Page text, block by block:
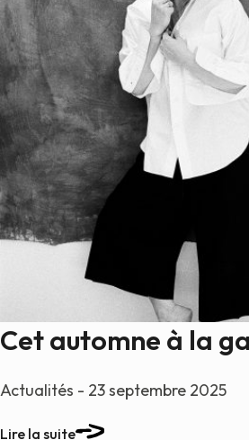
Cet automne à la
Actualités - 23 septembre 2025
Lire la suite